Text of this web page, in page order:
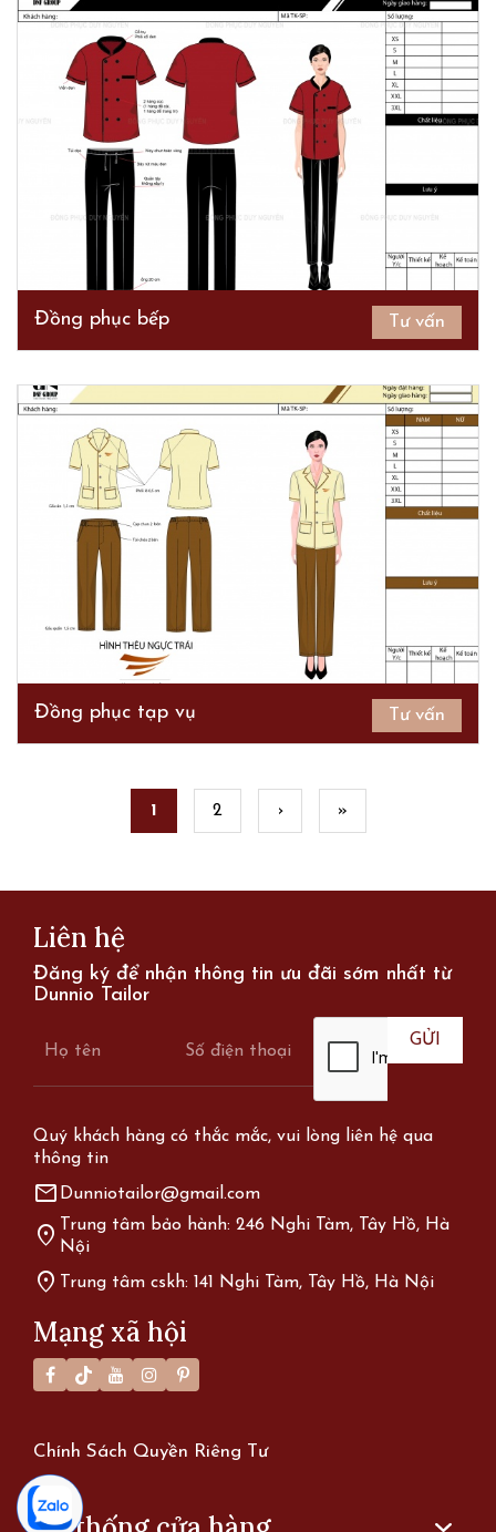
Đồng phục bếp Tư vấn
Đồng phục tạp vụ Tư vấn
1 2 › »
Liên hệ
Đăng ký để nhận thông tin ưu đãi sớm nhất từ
Dunnio Tailor
Quý khách hàng có thắc mắc, vui lòng liên hệ qua
thông tin
mail Dunniotailor@gmail.com
location_on
Trung tâm bảo hành: 246 Nghi Tàm, Tây Hồ, Hà
Nội
location_on Trung tâm cskh: 141 Nghi Tàm, Tây Hồ, Hà Nội
Mạng xã hội
Chính Sách Quyền Riêng Tư